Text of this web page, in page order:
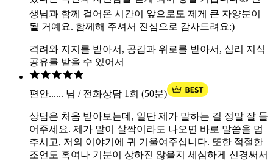
생님과 함께 걸어온 시간이 앞으로도 제게 큰 자양분이
될 거예요. 함께해 주셔서 진심으로 감사드려요:)
격려와 지지를 받아서, 공감과 위로를 받아서, 심리 지식
공유를 받을 수 있어서
편안...... 님 / 전화상담 1회 (50분)
상담은 처음 받아보는데, 일단 제가 말하는 걸 정말 잘 들
어주세요. 제가 말이 살짝이라도 나오면 바로 말씀을 멈
추시고, 저의 이야기에 귀 기울여주십니다. 또한 적절한
조언도 혹여나 기분이 상하진 않을지 세심하게 신경써서